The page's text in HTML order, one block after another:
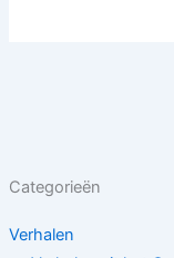
Categorieën
Verhalen